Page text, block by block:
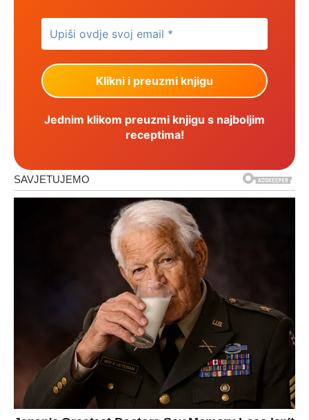
Jednim klikom preuzmi knjigu s najboljim
receptima!